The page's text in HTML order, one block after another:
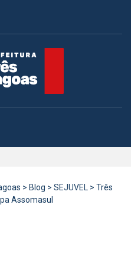
> Blog > SEJUVEL > Três
Assomasul